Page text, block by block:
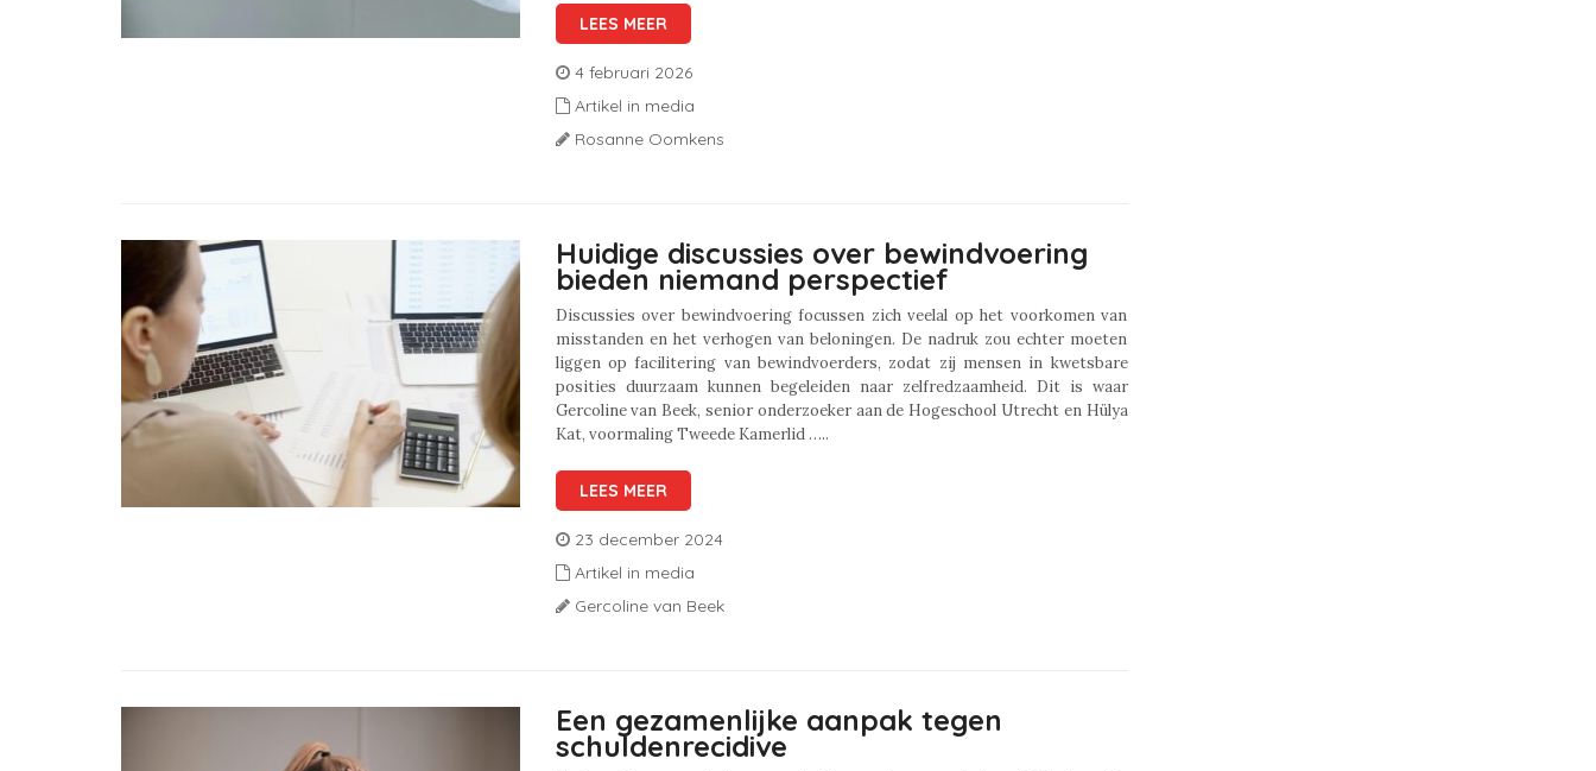
LEES MEER
4 februari 2026
Artikel in media
Rosanne Oomkens
Huidige discussies over bewindvoering
bieden niemand perspectief
Discussies over bewindvoering focussen zich veelal op het voorkomen van
misstanden en het verhogen van beloningen. De nadruk zou echter moeten
liggen op facilitering van bewindvoerders, zodat zij mensen in kwetsbare
posities duurzaam kunnen begeleiden naar zelfredzaamheid. Dit is waar
Gercoline van Beek, senior onderzoeker aan de Hogeschool Utrecht en Hülya
Kat, voormaling Tweede Kamerlid …..
LEES MEER
23 december 2024
Artikel in media
Gercoline van Beek
Een gezamenlijke aanpak tegen
schuldenrecidive